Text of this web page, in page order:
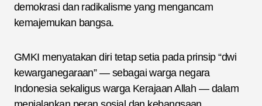
demokrasi dan radikalisme yang mengancam
kemajemukan bangsa.
GMKI menyatakan diri tetap setia pada prinsip “dwi
kewarganegaraan” — sebagai warga negara
Indonesia sekaligus warga Kerajaan Allah — dalam